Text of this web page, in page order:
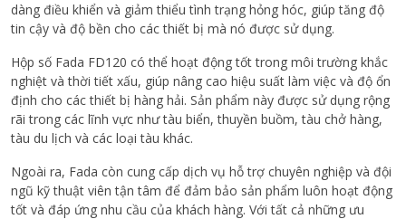
dàng điều khiển và giảm thiểu tình trạng hỏng hóc, giúp tăng độ
tin cậy và độ bền cho các thiết bị mà nó được sử dụng.
Hộp số Fada FD120 có thể hoạt động tốt trong môi trường khắc
nghiệt và thời tiết xấu, giúp nâng cao hiệu suất làm việc và độ ổn
định cho các thiết bị hàng hải. Sản phẩm này được sử dụng rộng
rãi trong các lĩnh vực như tàu biển, thuyền buồm, tàu chở hàng,
tàu du lịch và các loại tàu khác.
Ngoài ra, Fada còn cung cấp dịch vụ hỗ trợ chuyên nghiệp và đội
ngũ kỹ thuật viên tận tâm để đảm bảo sản phẩm luôn hoạt động
tốt và đáp ứng nhu cầu của khách hàng. Với tất cả những ưu